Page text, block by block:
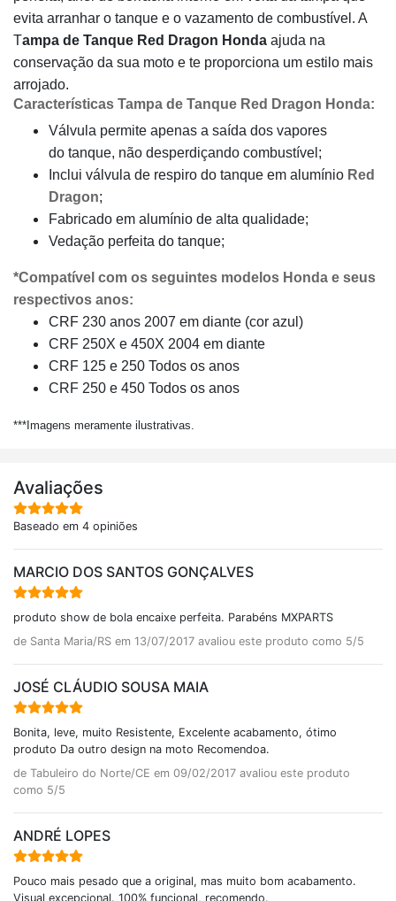
evita arranhar o tanque e o vazamento de combustível. A
Tampa de Tanque Red Dragon Honda ajuda na
conservação da sua moto e te proporciona um estilo mais
arrojado.
Características Tampa de Tanque Red Dragon Honda:
Válvula permite apenas a saída dos vapores
do tanque, não desperdiçando combustível;
Inclui válvula de respiro do tanque em alumínio Red
Dragon;
Fabricado em alumínio de alta qualidade;
Vedação perfeita do tanque;
*Compatível com os seguintes modelos Honda e seus
respectivos anos:
CRF 230 anos 2007 em diante (cor azul)
CRF 250X e 450X 2004 em diante
CRF 125 e 250 Todos os anos
CRF 250 e 450 Todos os anos
***Imagens meramente ilustrativas.
Avaliações
Baseado em 4 opiniões
MARCIO DOS SANTOS GONÇALVES
produto show de bola encaixe perfeita. Parabéns MXPARTS
de Santa Maria/RS em 13/07/2017 avaliou este produto como 5/5
JOSÉ CLÁUDIO SOUSA MAIA
Bonita, leve, muito Resistente, Excelente acabamento, ótimo
produto Da outro design na moto Recomendoa.
de Tabuleiro do Norte/CE em 09/02/2017 avaliou este produto
como 5/5
ANDRÉ LOPES
Pouco mais pesado que a original, mas muito bom acabamento.
Visual excepcional. 100% funcional, recomendo.